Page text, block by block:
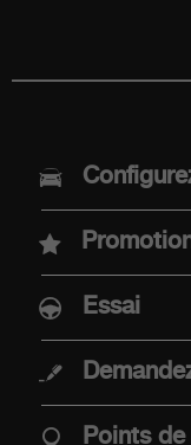
Nouvelle
Abarth 500e
ACHAT
Essai
Points de